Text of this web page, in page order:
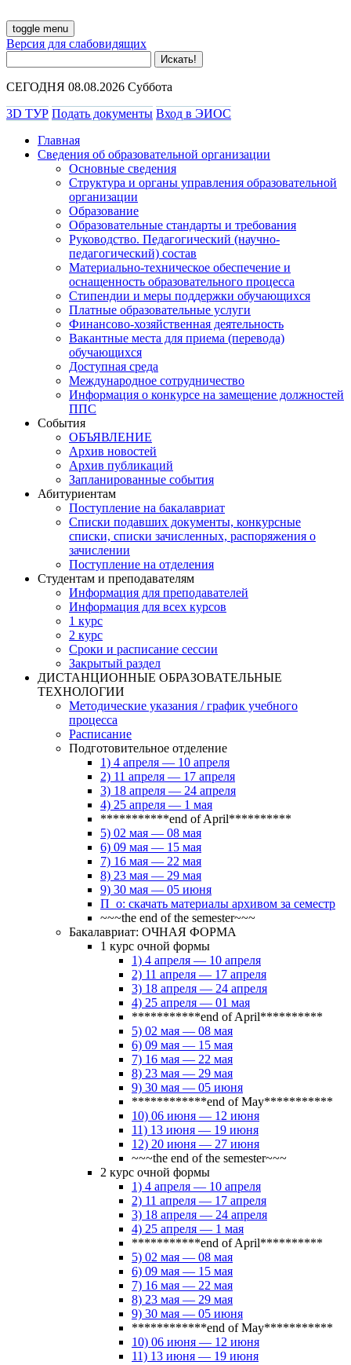
toggle menu
Версия для слабовидящих
СЕГОДНЯ 08.08.2026 Суббота
3D ТУР Подать документы Вход в ЭИОС
Главная
Сведения об образовательной организации
Основные сведения
Структура и органы управления образовательной
организации
Образование
Образовательные стандарты и требования
Руководство. Педагогический (научно-
педагогический) состав
Материально-техническое обеспечение и
оснащенность образовательного процесса
Стипендии и меры поддержки обучающихся
Платные образовательные услуги
Финансово-хозяйственная деятельность
Вакантные места для приема (перевода)
обучающихся
Доступная среда
Международное сотрудничество
Информация о конкурсе на замещение должностей
ППС
События
ОБЪЯВЛЕНИЕ
Архив новостей
Архив публикаций
Запланированные события
Абитуриентам
Поступление на бакалавриат
Списки подавших документы, конкурсные
списки, списки зачисленных, распоряжения о
зачислении
Поступление на отделения
Студентам и преподавателям
Информация для преподавателей
Информация для всех курсов
1 курс
2 курс
Сроки и расписание сессии
Закрытый раздел
ДИСТАНЦИОННЫЕ ОБРАЗОВАТЕЛЬНЫЕ
ТЕХНОЛОГИИ
Методические указания / график учебного
процесса
Расписание
Подготовительное отделение
1) 4 апреля — 10 апреля
2) 11 апреля — 17 апреля
3) 18 апреля — 24 апреля
4) 25 апреля — 1 мая
***********end of April**********
5) 02 мая — 08 мая
6) 09 мая — 15 мая
7) 16 мая — 22 мая
8) 23 мая — 29 мая
9) 30 мая — 05 июня
П_о: скачать материалы архивом за семестр
~~~the end of the semester~~~
Бакалавриат: ОЧНАЯ ФОРМА
1 курс очной формы
1) 4 апреля — 10 апреля
2) 11 апреля — 17 апреля
3) 18 апреля — 24 апреля
4) 25 апреля — 01 мая
***********end of April**********
5) 02 мая — 08 мая
6) 09 мая — 15 мая
7) 16 мая — 22 мая
8) 23 мая — 29 мая
9) 30 мая — 05 июня
************end of May***********
10) 06 июня — 12 июня
11) 13 июня — 19 июня
12) 20 июня — 27 июня
~~~the end of the semester~~~
2 курс очной формы
1) 4 апреля — 10 апреля
2) 11 апреля — 17 апреля
3) 18 апреля — 24 апреля
4) 25 апреля — 1 мая
***********end of April**********
5) 02 мая — 08 мая
6) 09 мая — 15 мая
7) 16 мая — 22 мая
8) 23 мая — 29 мая
9) 30 мая — 05 июня
************end of May***********
10) 06 июня — 12 июня
11) 13 июня — 19 июня